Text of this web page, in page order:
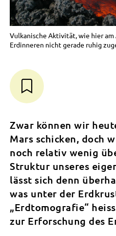
Vulkanische Aktivität, wie hier am
Erdinneren nicht gerade ruhig
Zwar können wir
Mars schicken, doch
noch relativ wenig
Struktur unseres
lässt sich denn
was unter der
„Erdtomografie“
zur Erforschung des